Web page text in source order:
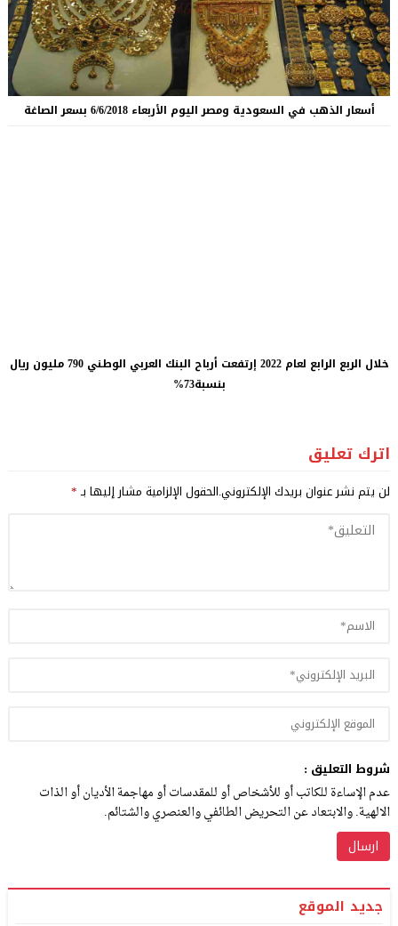
أسعار الذهب في السعودية ومصر اليوم الأربعاء 6/6/2018 بسعر الصاغة
خلال الربع الرابع لعام 2022 إرتفعت أرباح البنك العربي الوطني 790 مليون ريال
بنسبة73%
اترك تعليق
لن يتم نشر عنوان بريدك الإلكتروني.الحقول الإلزامية مشار إليها بـ*
شروط التعليق :
عدم الإساءة للكاتب أو للأشخاص أو للمقدسات أو مهاجمة الأديان أو الذات
الالهية. والابتعاد عن التحريض الطائفي والعنصري والشتائم.
جديد الموقع